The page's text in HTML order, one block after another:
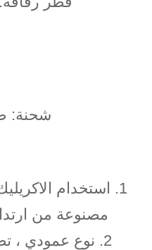
شحنة:
1. استخدام
مصنوعة من